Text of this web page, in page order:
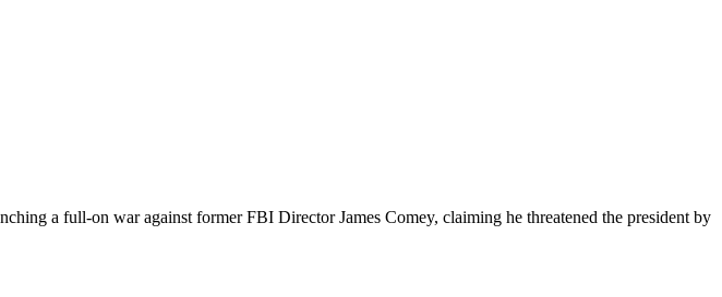
a full-on war against former FBI Director James Comey, claiming he threatened the president by